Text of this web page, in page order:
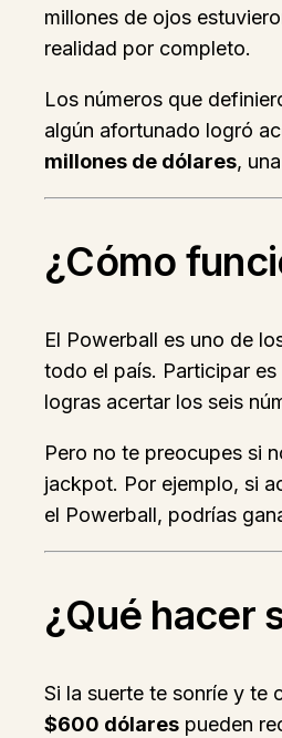
millones de ojos
realidad por completo.
Los números que
algún afortunado logró
millones de dólares,
¿Cómo
El Powerball es uno de
todo el país. Participar
logras acertar los seis
Pero no te preocupes si
jackpot. Por ejemplo, si
el Powerball, podrías
¿Qué hacer
Si la suerte te sonríe y te
$600 dólares pueden